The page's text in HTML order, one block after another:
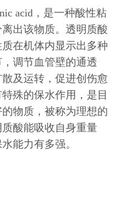
acid，是一种酸性粘
出该物质。透明质酸
在机体内显示出多种
调节血管壁的通透
及运转，促进创伤愈
殊的保水作用，是目
物质，被称为理想的
酸能吸收自身重量
能力有多强。